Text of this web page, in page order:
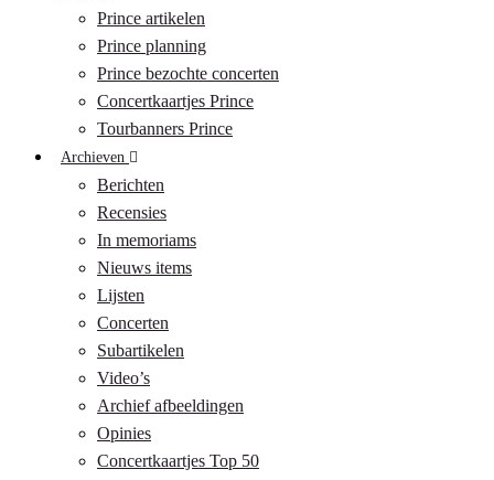
Prince artikelen
Prince planning
Prince bezochte concerten
Concertkaartjes Prince
Tourbanners Prince
Archieven
Berichten
Recensies
In memoriams
Nieuws items
Lijsten
Concerten
Subartikelen
Video’s
Archief afbeeldingen
Opinies
Concertkaartjes Top 50